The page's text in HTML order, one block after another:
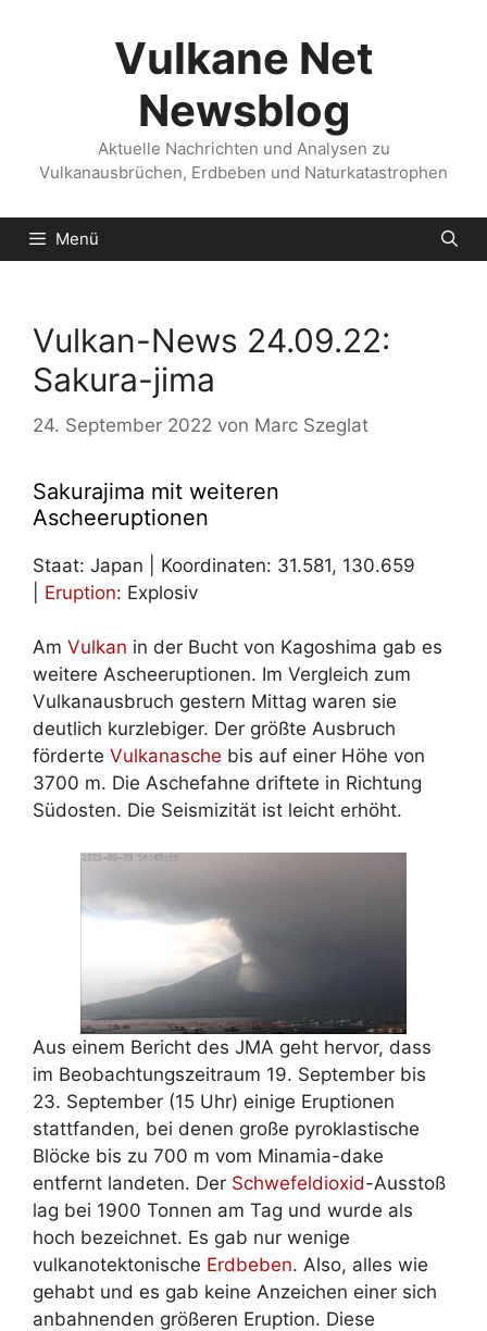
Vulkane Net
Newsblog
Aktuelle Nachrichten und Analysen zu
Vulkanausbrüchen, Erdbeben und Naturkatastrophen
Menü
Vulkan-News 24.09.22:
Sakura-jima
24. September 2022 von Marc Szeglat
Sakurajima mit weiteren
Ascheeruptionen
Staat: Japan | Koordinaten: 31.581, 130.659
Eruption: Explosiv
Am Vulkan in der Bucht von Kagoshima gab es
weitere Ascheeruptionen. Im Vergleich zum
Vulkanausbruch gestern Mittag waren sie
deutlich kurzlebiger. Der größte Ausbruch
förderte Vulkanasche bis auf einer Höhe von
3700 m. Die Aschefahne driftete in Richtung
Südosten. Die Seismizität ist leicht erhöht.
Aus einem Bericht des JMA geht hervor, dass
im Beobachtungszeitraum 19. September bis
23. September (15 Uhr) einige Eruptionen
stattfanden, bei denen große pyroklastische
Blöcke bis zu 700 m vom Minamia-dake
entfernt landeten. Der Schwefeldioxid-Ausstoß
lag bei 1900 Tonnen am Tag und wurde als
hoch bezeichnet. Es gab nur wenige
vulkanotektonische Erdbeben. Also, alles wie
gehabt und es gab keine Anzeichen einer sich
anbahnenden größeren Eruption. Diese